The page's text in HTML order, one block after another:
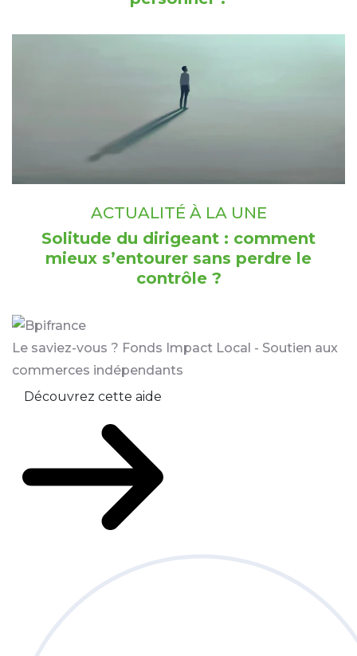
ACTUALITÉ À LA UNE
Solitude du dirigeant : comment
mieux s’entourer sans perdre le
contrôle ?
Le saviez-vous ? Fonds Impact Local - Soutien aux
commerces indépendants
Découvrez cette aide